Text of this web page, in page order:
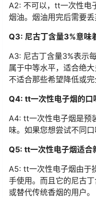
A2: 不可以，tt一次性电
烟油。烟油用完后需要丢
Q3: 尼古丁含量3%意味
A3: 尼古丁含量3%表示
属于中等水平，适合绝
不适合那些希望降低或完
Q4: tt一次性电子烟的口
A4: tt一次性电子烟是预
味。如果您想尝试不同
Q5: tt一次性电子烟适合
A5: tt一次性电子烟由于
手使用。而且它的尼古
或替代传统香烟的用户。